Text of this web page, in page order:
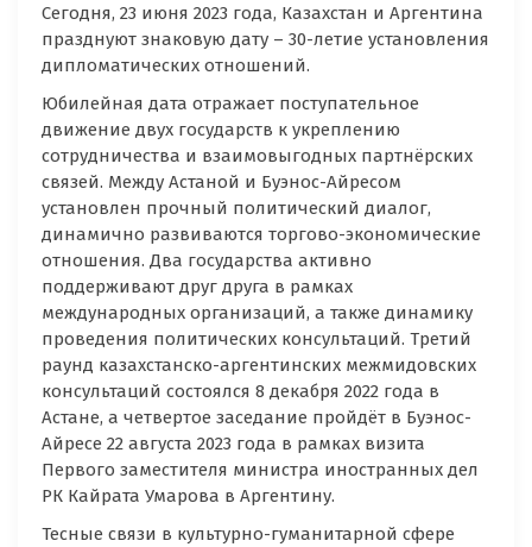
Сегодня, 23 июня 2023 года, Казахстан и Аргентина
празднуют знаковую дату – 30-летие установления
дипломатических отношений.
Юбилейная дата отражает поступательное
движение двух государств к укреплению
сотрудничества и взаимовыгодных партнёрских
связей. Между Астаной и Буэнос-Айресом
установлен прочный политический диалог,
динамично развиваются торгово-экономические
отношения. Два государства активно
поддерживают друг друга в рамках
международных организаций, а также динамику
проведения политических консультаций. Третий
раунд казахстанско-аргентинских межмидовских
консультаций состоялся 8 декабря 2022 года в
Астане, а четвертое заседание пройдёт в Буэнос-
Айресе 22 августа 2023 года в рамках визита
Первого заместителя министра иностранных дел
РК Кайрата Умарова в Аргентину.
Тесные связи в культурно-гуманитарной сфере